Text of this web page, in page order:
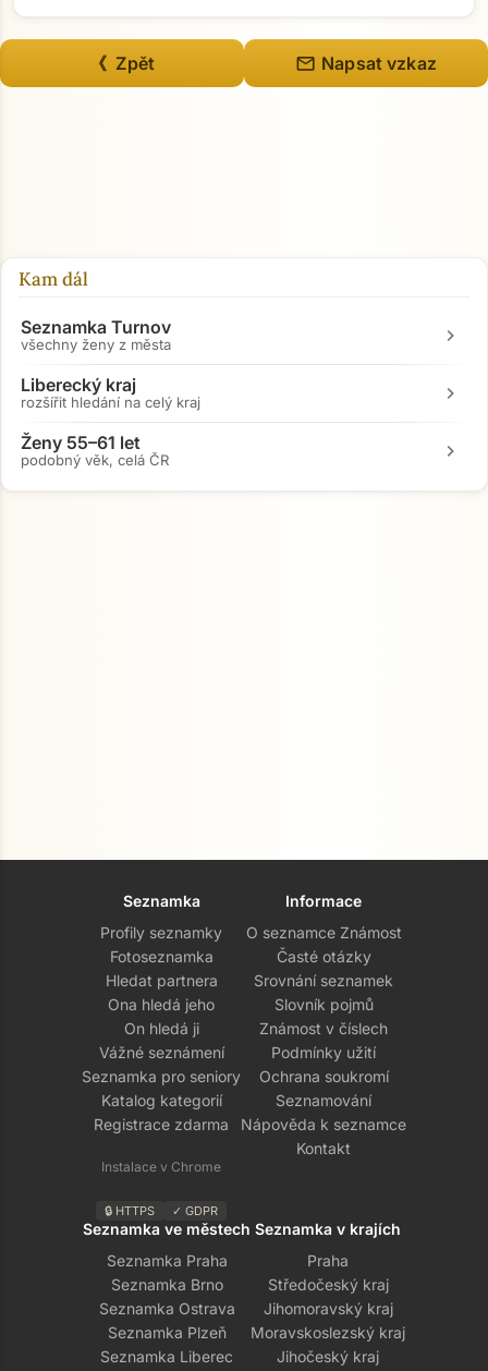
《 Zpět mail Napsat vzkaz
Kam dál
Seznamka Turnov
všechny ženy z města chevron_right
Liberecký kraj
rozšířit hledání na celý kraj chevron_right
Ženy 55–61 let
podobný věk, celá ČR chevron_right
Seznamka
Profily seznamky
Fotoseznamka
Hledat partnera
Ona hledá jeho
On hledá ji
Vážné seznámení
Seznamka pro seniory
Katalog kategorií
Registrace zdarma
Instalace v Chrome
🔒 HTTPS ✓ GDPR
Informace
O seznamce Známost
Časté otázky
Srovnání seznamek
Slovník pojmů
Známost v číslech
Podmínky užití
Ochrana soukromí
Seznamování
Nápověda k seznamce
Kontakt
Seznamka ve městech
Seznamka Praha
Seznamka Brno
Seznamka Ostrava
Seznamka Plzeň
Seznamka Liberec
Seznamka v krajích
Praha
Středočeský kraj
Jihomoravský kraj
Moravskoslezský kraj
Jihočeský kraj